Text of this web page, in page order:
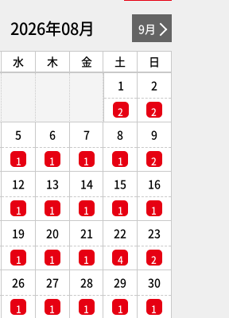
2026年08月 9月
水 木 金 土
日
1
2
2
2
5
1
6
1
7
1
8
1
9
2
12
1
13
1
14
1
15
1
16
1
19
1
20
1
21
1
22
4
23
2
26
1
27
1
28
1
29
1
30
1